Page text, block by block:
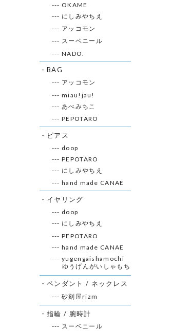
--- OKAME
--- にしみやちえ
--- アッコモン
--- スーベニール
--- NADO.
・BAG
--- アッコモン
--- miau!jau!
--- あべみちこ
--- PEPOTARO
・ピアス
--- doop
--- PEPOTARO
--- にしみやちえ
--- hand made CANAE
・イヤリング
--- doop
--- にしみやちえ
--- PEPOTARO
--- hand made CANAE
--- yugengaishamochi
ゆうげんがいしゃもち
・ペンダント / ネックレス
--- 砂刻屋rizm
・指輪 / 腕時計
--- スーベニール